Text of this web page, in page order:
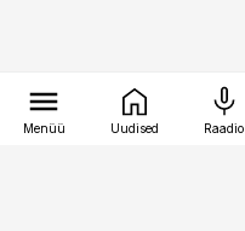
Menüü Uudised Raadio